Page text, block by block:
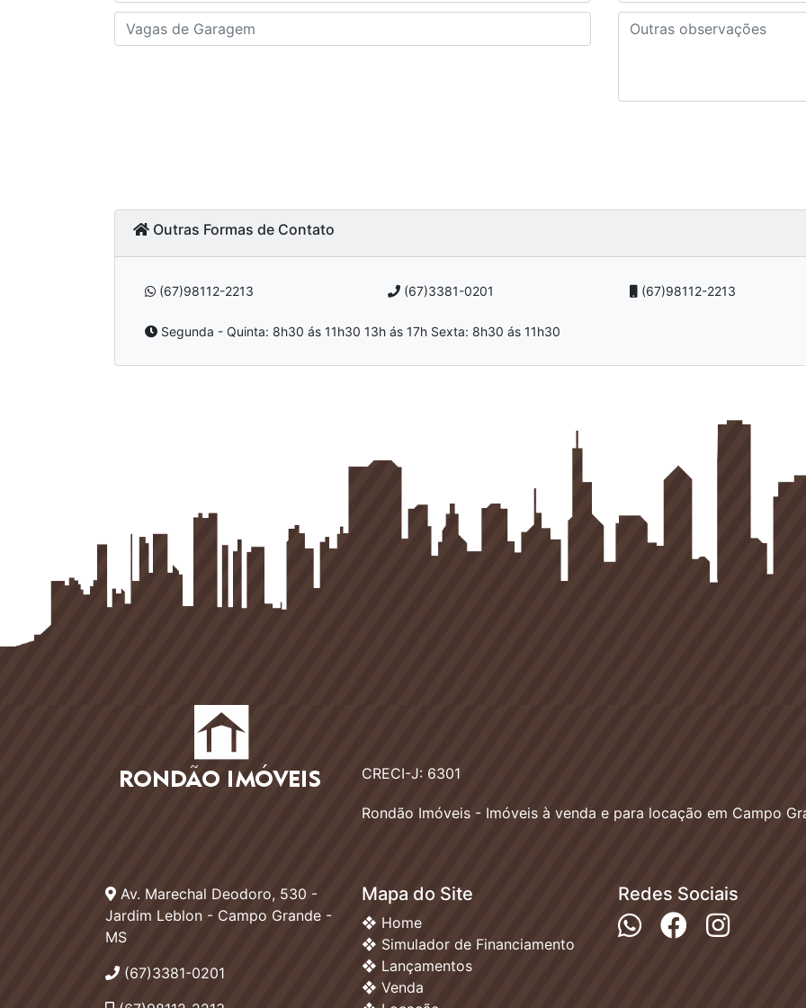
Outras Formas de Contato
(67)98112-2213 (67)3381-0201 (67)98112-2213
Segunda - Quinta: 8h30 ás 11h30 13h ás 17h Sexta: 8h30 ás 11h30
CRECI-J: 6301
Rondão Imóveis - Imóveis à venda e para locação em Campo
Av. Marechal Deodoro, 530 -
Jardim Leblon - Campo Grande -
MS
(67)3381-0201
Mapa do Site
❖ Home
❖ Simulador de Financiamento
❖ Lançamentos
❖ Venda
Redes Sociais